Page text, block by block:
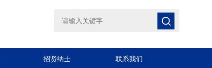
招贤纳士 联系我们